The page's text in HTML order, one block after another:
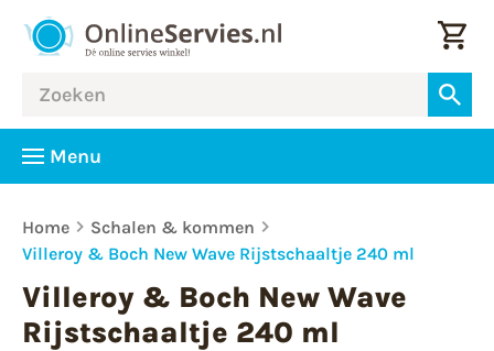
Menu
Home
Schalen & kommen
Villeroy & Boch New Wave Rijstschaaltje 240 ml
Villeroy & Boch New Wave
Rijstschaaltje 240 ml